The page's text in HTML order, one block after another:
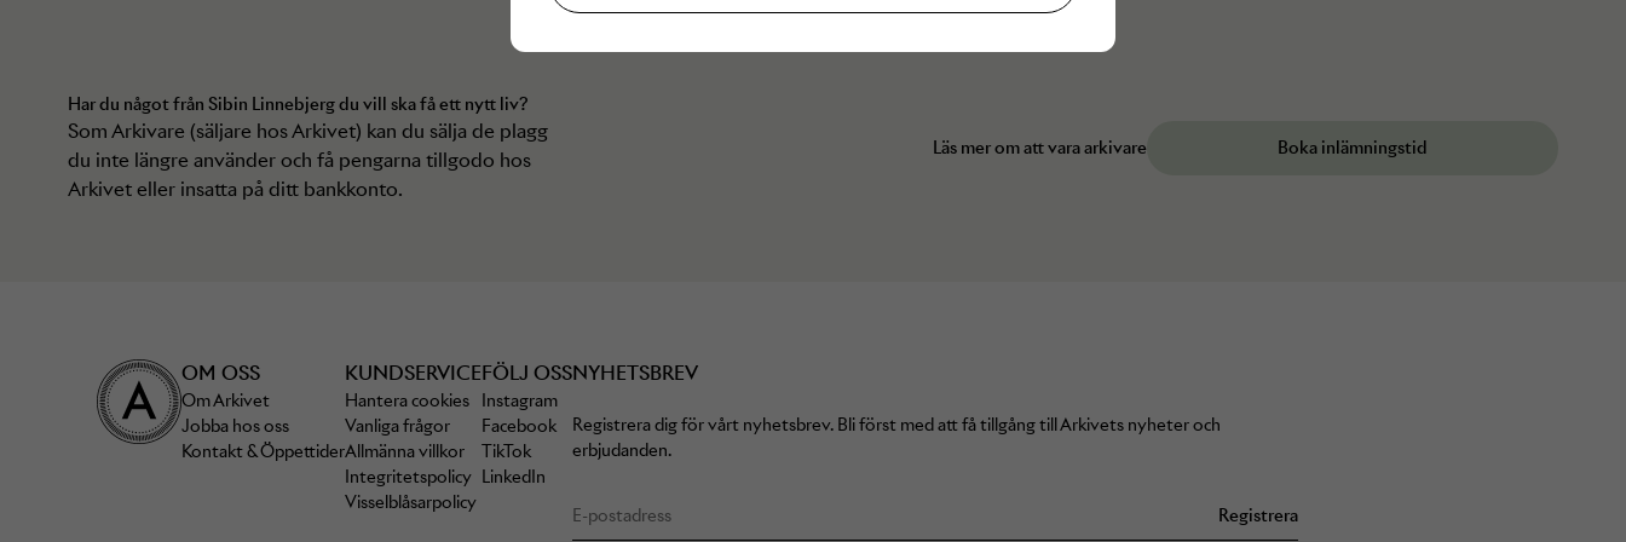
Har du något från Sibin Linnebjergdu vill ska få ett nytt liv?
Som Arkivare (säljare hos Arkivet) kan du sälja de plagg
du inte längre använder och få pengarna tillgodo hos
Arkivet eller insatta på ditt bankkonto.
Läs mer om att vara arkivare Boka inlämningstid
OM OSS
Om Arkivet
Jobba hos oss
Kontakt & Öppettider
KUNDSERVICE
Hantera cookies
Vanliga frågor
Allmänna villkor
Integritetspolicy
Visselblåsarpolicy
FÖLJ OSS
Instagram
Facebook
TikTok
LinkedIn
NYHETSBREV
Registrera dig för vårt nyhetsbrev. Bli först med att få tillgång till Arkivets nyheter och
erbjudanden.
Registrera